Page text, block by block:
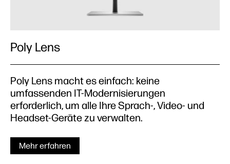
Poly Lens
Poly Lens macht es einfach: keine
umfassenden IT-Modernisierungen
erforderlich, um alle Ihre Sprach-, Video- und
Headset-Geräte zu verwalten.
Mehr erfahren